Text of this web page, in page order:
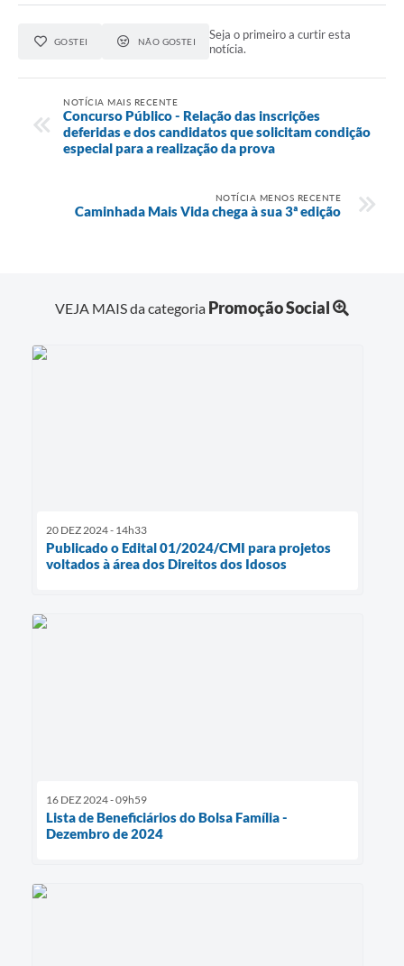
GOSTEI NÃO GOSTEI
Seja o primeiro a curtir esta
notícia.
NOTÍCIA MAIS RECENTE
Concurso Público - Relação das inscrições
deferidas e dos candidatos que solicitam condição
especial para a realização da prova
NOTÍCIA MENOS RECENTE
Caminhada Mais Vida chega à sua 3ª edição
VEJA MAIS da categoria Promoção Social
20 DEZ 2024 - 14h33
Publicado o Edital 01/2024/CMI para projetos
voltados à área dos Direitos dos Idosos
16 DEZ 2024 - 09h59
Lista de Beneficiários do Bolsa Família -
Dezembro de 2024